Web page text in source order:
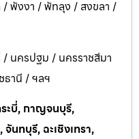
/ พังงา / พัทลุง / สงขลา /
นครปฐม / นครราชสีมา
ธานี / ฯลฯ
ะบี่, กาญจนบุรี,
นทบุรี, ฉะเชิงเทรา,